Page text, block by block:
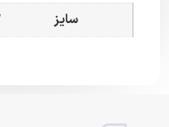
سایز